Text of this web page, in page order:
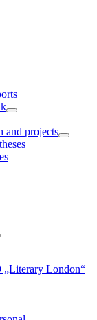
and projects
„Literary London“